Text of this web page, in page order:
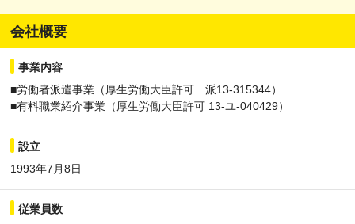
会社概要
事業内容
■労働者派遣事業（厚生労働大臣許可 派13-315344）
■有料職業紹介事業（厚生労働大臣許可 13-ユ-040429）
設立
1993年7月8日
従業員数